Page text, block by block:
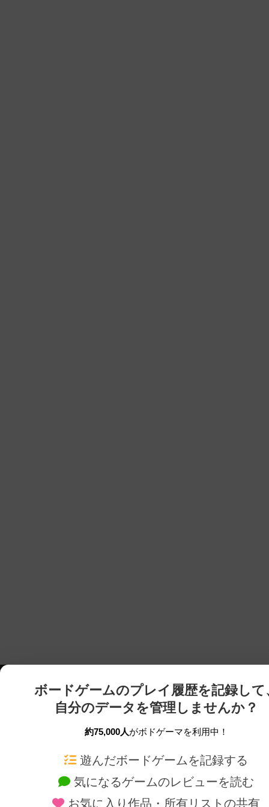
ボードゲームのプレイ履歴を記録して
自分のデータを管理しませんか？
約75,000人がボドゲーマを利用中！
遊んだボードゲームを記録する
気になるゲームのレビューを読む
お気に入り作品・所有リストの共有
ボードゲームを検索する 新作・再入荷情報